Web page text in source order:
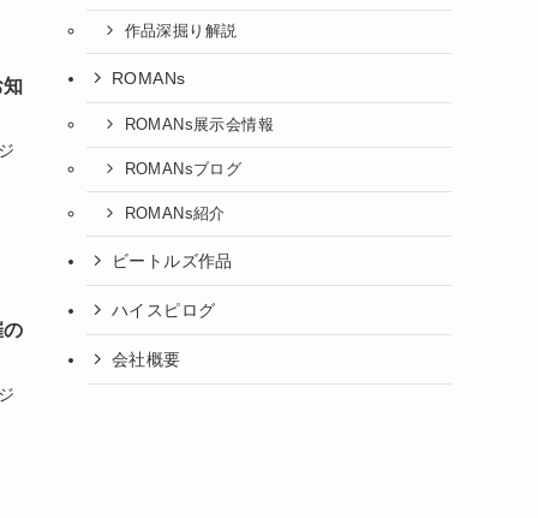
知
の
作品深掘り解説
ROMANs
ROMANs展示会情報
ROMANsブログ
ROMANs紹介
ビートルズ作品
ハイスピログ
会社概要